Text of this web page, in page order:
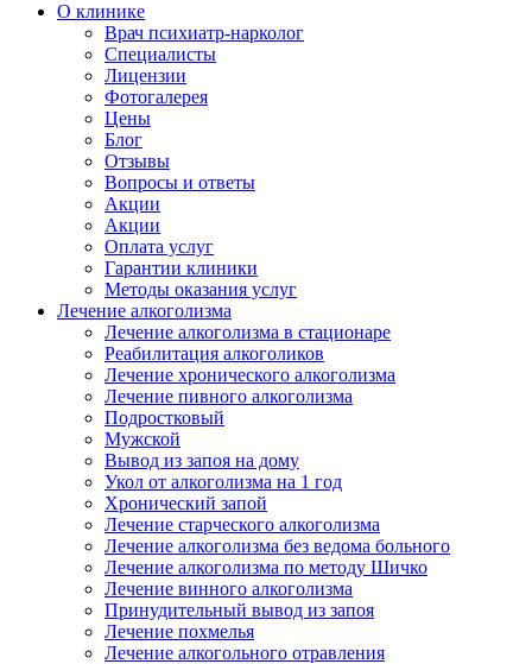
О клинике
Врач психиатр-нарколог
Специалисты
Лицензии
Фотогалерея
Цены
Блог
Отзывы
Вопросы и ответы
Акции
Акции
Оплата услуг
Гарантии клиники
Методы оказания услуг
Лечение алкоголизма
Лечение алкоголизма в стационаре
Реабилитация алкоголиков
Лечение хронического алкоголизма
Лечение пивного алкоголизма
Подростковый
Мужской
Вывод из запоя на дому
Укол от алкоголизма на 1 год
Хронический запой
Лечение старческого алкоголизма
Лечение алкоголизма без ведома больного
Лечение алкоголизма по методу Шичко
Лечение винного алкоголизма
Принудительный вывод из запоя
Лечение похмелья
Лечение алкогольного отравления